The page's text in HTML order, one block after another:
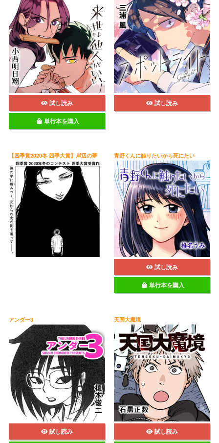
試し読み
単行本を購入
試し読み
【四季賞2020冬 四季大賞】岸辺の夢 青野くんに触りたいから死にたい
試し読み
単行本を購入
アンダー3
試し読み
天国大魔境
試し読み